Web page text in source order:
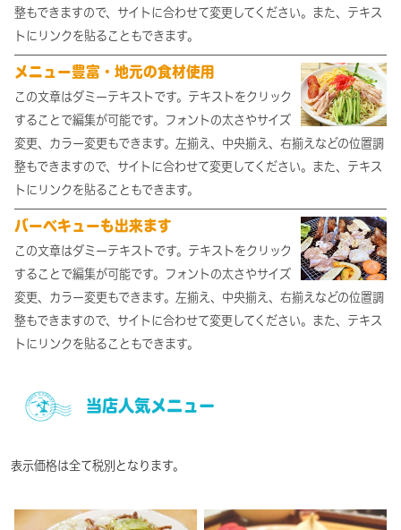
整もできますので、サイトに合わせて変更してください。また、テキス
トにリンクを貼ることもできます。
メニュー豊富・地元の食材使用
この文章はダミーテキストです。テキストをクリック
することで編集が可能です。フォントの太さやサイズ
変更、カラー変更もできます。左揃え、中央揃え、右揃えなどの位置調
整もできますので、サイトに合わせて変更してください。また、テキス
トにリンクを貼ることもできます。
バーベキューも出来ます
この文章はダミーテキストです。テキストをクリック
することで編集が可能です。フォントの太さやサイズ
変更、カラー変更もできます。左揃え、中央揃え、右揃えなどの位置調
整もできますので、サイトに合わせて変更してください。また、テキス
トにリンクを貼ることもできます。
当店人気メニュー
表示価格は全て税別となります。